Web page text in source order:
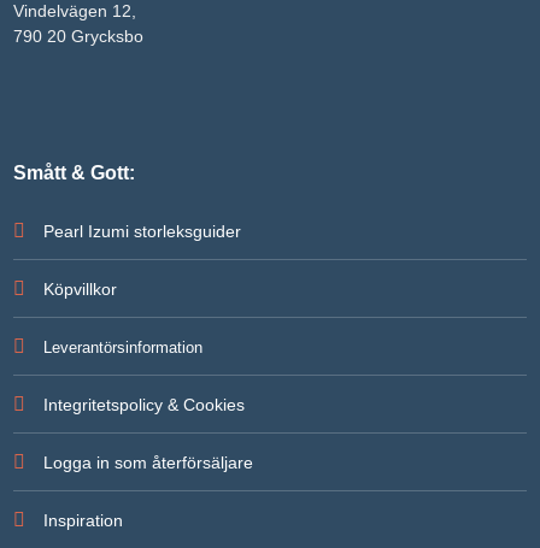
Vindelvägen 12,
790 20 Grycksbo
Smått & Gott:
Pearl Izumi storleksguider
Köpvillkor
Leverantörsinformation
Integritetspolicy & Cookies
Logga in som återförsäljare
Inspiration